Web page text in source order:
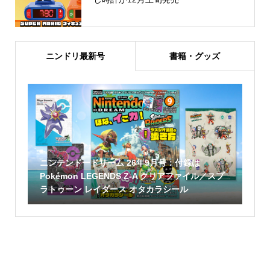
ニンドリ最新号 書籍・グッズ
ニンテンドードリーム 26年9月号：付録は
Pokémon LEGENDS Z-A クリアファイル／スプ
ラトゥーン レイダース オタカラシール